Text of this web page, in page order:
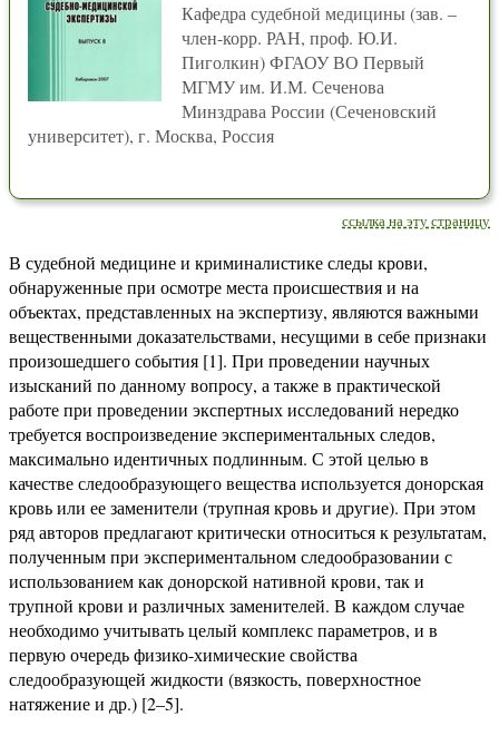
Кафедра судебной медицины (зав. –
член-корр. РАН, проф. Ю.И.
Пиголкин) ФГАОУ ВО Первый
МГМУ им. И.М. Сеченова
Минздрава России (Сеченовский
университет), г. Москва, Россия
ссылка на эту страницу
В судебной медицине и криминалистике следы крови,
обнаруженные при осмотре места происшествия и на
объектах, представленных на экспертизу, являются важными
вещественными доказательствами, несущими в себе признаки
произошедшего события [1]. При проведении научных
изысканий по данному вопросу, а также в практической
работе при проведении экспертных исследований нередко
требуется воспроизведение экспериментальных следов,
максимально идентичных подлинным. С этой целью в
качестве следообразующего вещества используется донорская
кровь или ее заменители (трупная кровь и другие). При этом
ряд авторов предлагают критически относиться к результатам,
полученным при экспериментальном следообразовании с
использованием как донорской нативной крови, так и
трупной крови и различных заменителей. В каждом случае
необходимо учитывать целый комплекс параметров, и в
первую очередь физико-химические свойства
следообразующей жидкости (вязкость, поверхностное
натяжение и др.) [2–5].